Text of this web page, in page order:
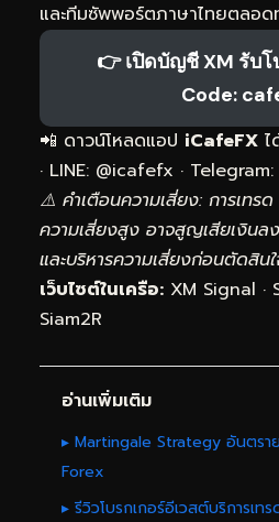
และทีมซัพพอร์ตภาษาไทยตลอด
👉 เปิดบัญชี XM รับ
Code:
📲 ดาวน์โหลดแอป iCafeFX
· LINE: @icafefx · Telegram:
⚠️ คำเตือนความเสี่ยง: การเทร
ความเสี่ยงสูง อาจสูญเสียเงิน
และบริหารความเสี่ยงก่อนตัดสิน
เว็บไซต์ในเครือ: XM Signal ·
Siam2R
อ่านเพิ่มเติม
▸ Martingale Strategy อันตราย
Forex
▸ รีวิวโบรกเกอร์อีเวสต์บริการเ